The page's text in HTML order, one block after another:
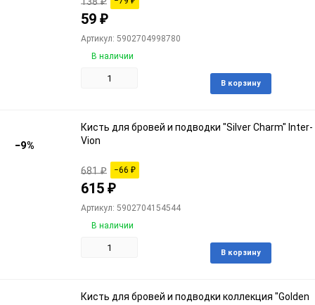
59 ₽
Артикул: 5902704998780
В наличии
В корзину
−9%
Кисть для бровей и подводки "Silver Charm" Inter-
Vion
681₽ −66 ₽
615 ₽
Артикул: 5902704154544
В наличии
В корзину
Кисть для бровей и подводки коллекция "Golden